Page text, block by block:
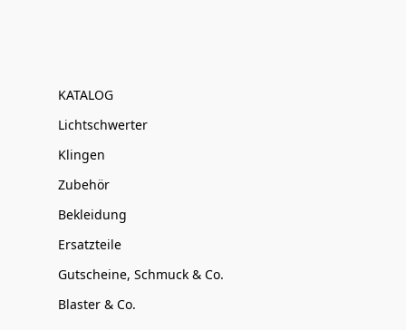
KATALOG
Lichtschwerter
Klingen
Zubehör
Bekleidung
Ersatzteile
Gutscheine, Schmuck & Co.
Blaster & Co.